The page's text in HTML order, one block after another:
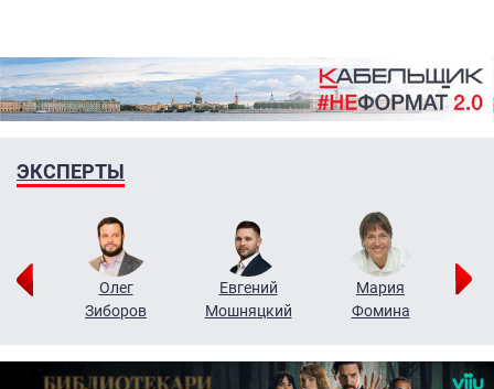
ЭКСПЕРТЫ
Олег
Зиборов
Евгений
Мошняцкий
Мария
Фомина